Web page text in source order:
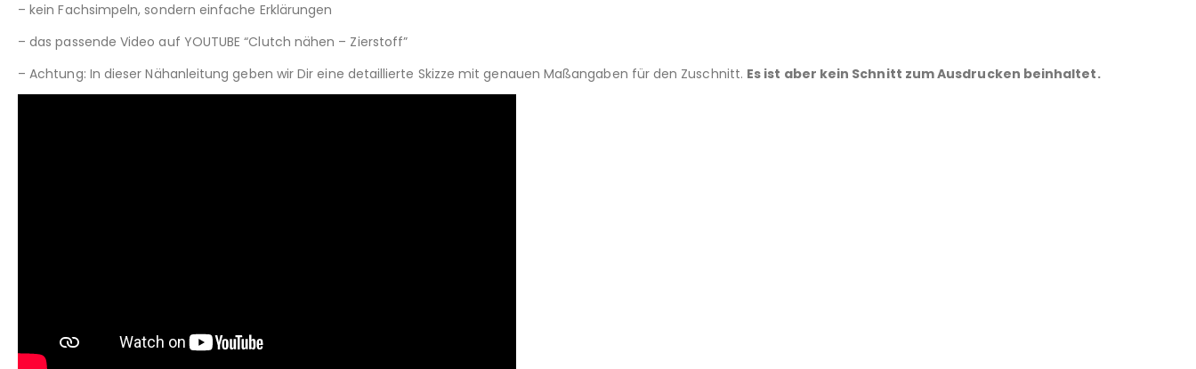
– kein Fachsimpeln, sondern einfache Erklärungen
– das passende Video auf YOUTUBE “Clutch nähen – Zierstoff”
– Achtung: In dieser Nähanleitung geben wir Dir eine detaillierte Skizze mit genauen Maßangaben für den Zuschnitt. Es ist aber kein Schnitt zum Ausdrucken beinhaltet.